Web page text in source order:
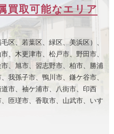
買取可能なエリア
区、若葉区、緑区、美浜区）、
、木更津市、松戸市、野田市、
、旭市、習志野市、柏市、勝浦
我孫子市、鴨川市、鎌ケ谷市、
市、袖ケ浦市、八街市、印西
匝瑳市、香取市、山武市、いす